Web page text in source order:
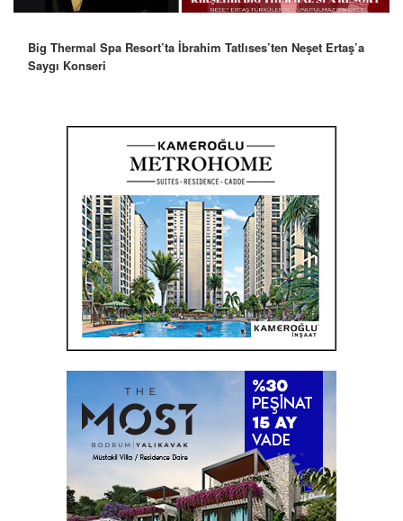
Big Thermal Spa Resort’ta İbrahim Tatlıses’ten Neşet Ertaş’a
Saygı Konseri